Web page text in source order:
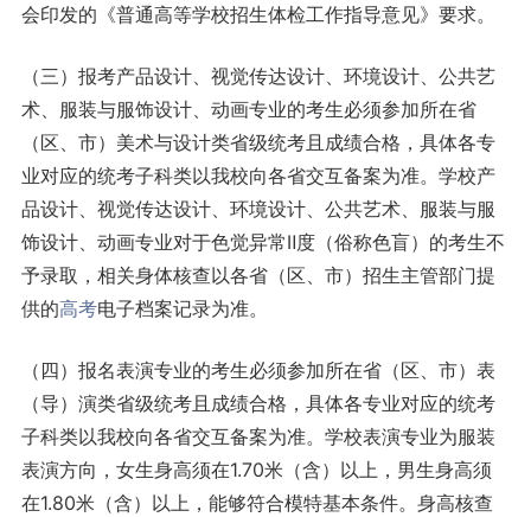
会印发的《普通高等学校招生体检工作指导意见》要求。
（三）报考产品设计、视觉传达设计、环境设计、公共艺
术、服装与服饰设计、动画专业的考生必须参加所在省
（区、市）美术与设计类省级统考且成绩合格，具体各专
业对应的统考子科类以我校向各省交互备案为准。学校产
品设计、视觉传达设计、环境设计、公共艺术、服装与服
饰设计、动画专业对于色觉异常Ⅱ度（俗称色盲）的考生不
予录取，相关身体核查以各省（区、市）招生主管部门提
供的高考电子档案记录为准。
（四）报名表演专业的考生必须参加所在省（区、市）表
（导）演类省级统考且成绩合格，具体各专业对应的统考
子科类以我校向各省交互备案为准。学校表演专业为服装
表演方向，女生身高须在1.70米（含）以上，男生身高须
在1.80米（含）以上，能够符合模特基本条件。身高核查